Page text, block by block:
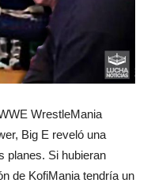
WrestleMania
Big E reveló una
planes. Si hubieran
de KofiMania tendría un